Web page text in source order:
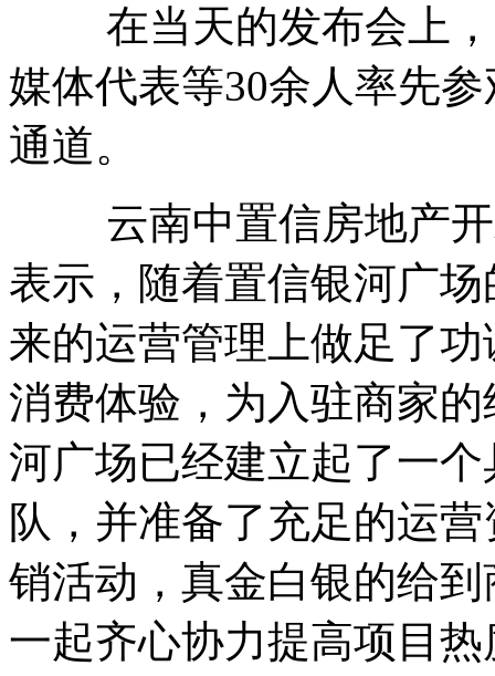
在当天的发布会上，
媒体代表等30余人率先
通道。
云南中置信房地产开
表示，随着置信银河广
来的运营管理上做足了
消费体验，为入驻商家
河广场已经建立起了一
队，并准备了充足的运
销活动，真金白银的给
一起齐心协力提高项目